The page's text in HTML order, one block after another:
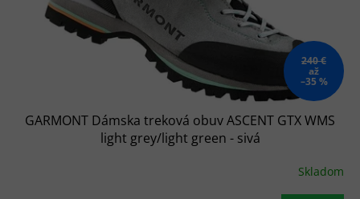
240 €
až
–35 %
GARMONT Dámska treková obuv ASCENT GTX WMS
light grey/light green - sivá
Skladom